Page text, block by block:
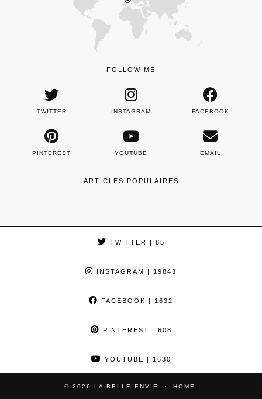
FOLLOW ME
TWITTER INSTAGRAM FACEBOOK
PINTEREST YOUTUBE EMAIL
ARTICLES POPULAIRES
TWITTER | 85
INSTAGRAM | 19843
FACEBOOK | 1632
PINTEREST | 608
YOUTUBE | 1630
© 2026 LA BELLE ENVIE HOME